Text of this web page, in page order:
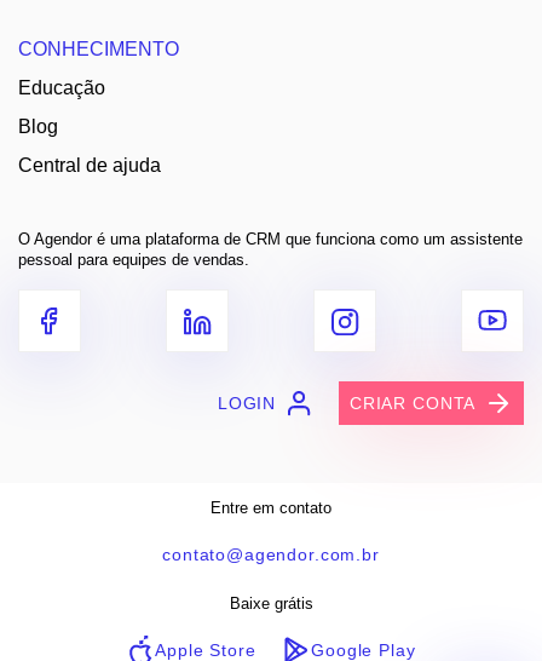
CONHECIMENTO
Educação
Blog
Central de ajuda
O Agendor é uma plataforma de CRM que funciona como um assistente
pessoal para equipes de vendas.
LOGIN CRIAR CONTA
Entre em contato
contato@agendor.com.br
Baixe grátis
Apple Store Google Play